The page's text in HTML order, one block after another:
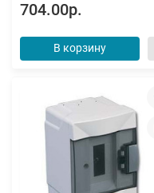
704.00р.
В корзину